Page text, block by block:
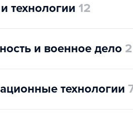
технологии 12
и военное дело 2
технологии